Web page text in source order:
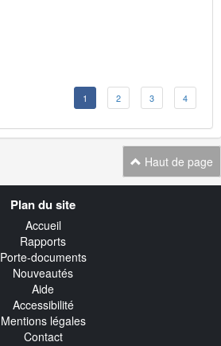
1 2 3 4
Haut de page
Plan du site
Accueil
Rapports
Porte-documents
Nouveautés
Aide
Accessibilité
Mentions légales
Contact